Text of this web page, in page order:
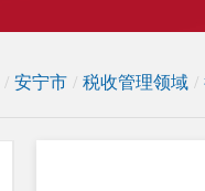
/ 安宁市 / 税收管理领域 /